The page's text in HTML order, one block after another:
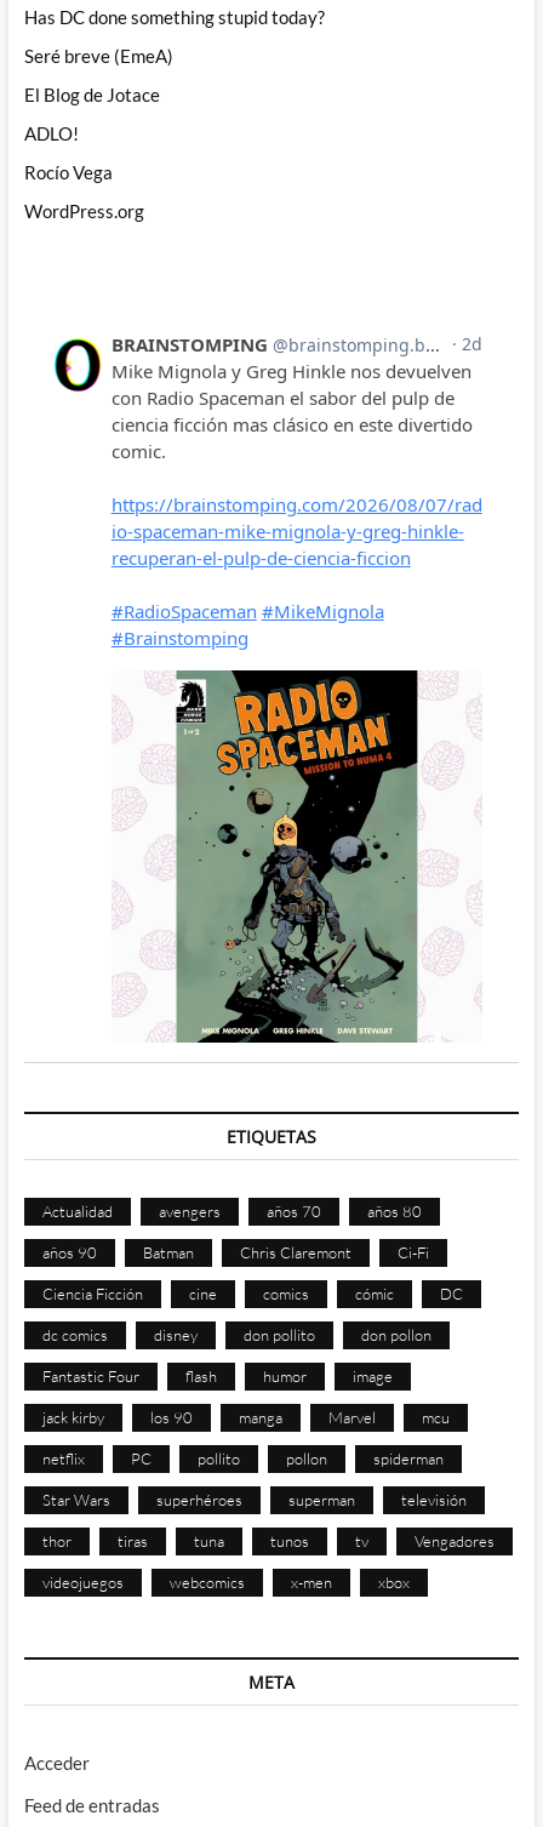
Has DC done something stupid today?
Seré breve (EmeA)
El Blog de Jotace
ADLO!
Rocío Vega
WordPress.org
ETIQUETAS
Actualidad avengers años 70 años 80
años 90 Batman Chris Claremont Ci-Fi
Ciencia Ficción cine comics cómic DC
dc comics disney don pollito don pollon
Fantastic Four flash humor image
jack kirby los 90 manga Marvel mcu
netflix PC pollito pollon spiderman
Star Wars superhéroes superman televisión
thor tiras tuna tunos tv Vengadores
videojuegos webcomics x-men xbox
META
Acceder
Feed de entradas